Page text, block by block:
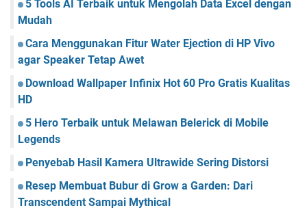
5 Tools AI Terbaik untuk Mengolah Data Excel dengan
Mudah
Cara Menggunakan Fitur Water Ejection di HP Vivo
agar Speaker Tetap Awet
Download Wallpaper Infinix Hot 60 Pro Gratis Kualitas
HD
5 Hero Terbaik untuk Melawan Belerick di Mobile
Legends
Penyebab Hasil Kamera Ultrawide Sering Distorsi
Resep Membuat Bubur di Grow a Garden: Dari
Transcendent Sampai Mythical